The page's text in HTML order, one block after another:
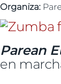
Organiza:
Parean
en